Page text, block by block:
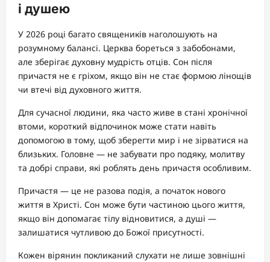
і душею
У 2026 році багато священиків наголошують на
розумному балансі. Церква бореться з забобонами,
але зберігає духовну мудрість отців. Сон після
причастя не є гріхом, якщо він не стає формою лінощів
чи втечі від духовного життя.
Для сучасної людини, яка часто живе в стані хронічної
втоми, короткий відпочинок може стати навіть
допомогою в тому, щоб зберегти мир і не зірватися на
близьких. Головне — не забувати про подяку, молитву
та добрі справи, які роблять день причастя особливим.
Причастя — це не разова подія, а початок нового
життя в Христі. Сон може бути частиною цього життя,
якщо він допомагає тілу відновитися, а душі —
залишатися чутливою до Божої присутності.
Кожен вірянин покликаний слухати не лише зовнішні